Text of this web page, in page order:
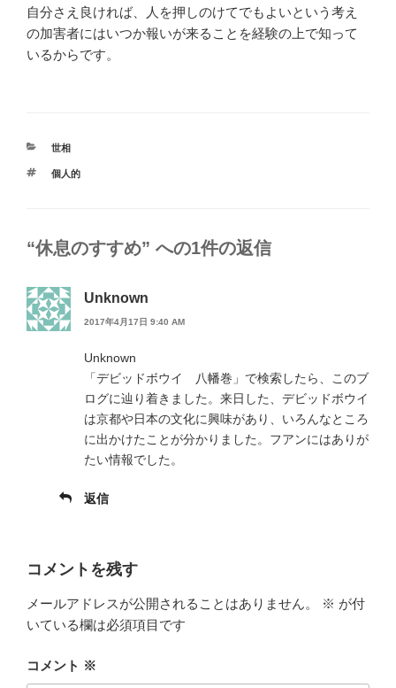
自分さえ良ければ、人を押しのけてでもよいという考え
の加害者にはいつか報いが来ることを経験の上で知って
いるからです。
カ
ゴ
世相
タ
個人的
“休息のすすめ” への1件の返信
Unknown
2017年4月17日 9:40 AM
Unknown
「デビッドボウイ 八幡巻」で検索したら、このブ
ログに辿り着きました。来日した、デビッドボウイ
は京都や日本の文化に興味があり、いろんなところ
に出かけたことが分かりました。フアンにはありが
たい情報でした。
返信
コメントを残す
メールアドレスが公開されることはありません。 ※ が付
いている欄は必須項目です
コメント ※